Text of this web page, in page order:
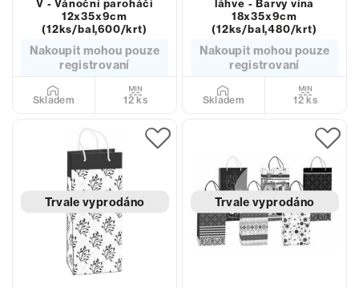
V - Vánoční paroháči
12x35x9cm
(12ks/bal,600/krt)
Nakoupit mohou pouze
registrovaní
Skladem 12 ks
láhve - Barvy vína
18x35x9cm
(12ks/bal,480/krt)
Nakoupit mohou pouze
registrovaní
Skladem 12 ks
Trvale vyprodáno Trvale vyprodáno